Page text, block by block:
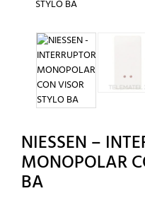
NIESSEN –
MONOPOLAR
BA